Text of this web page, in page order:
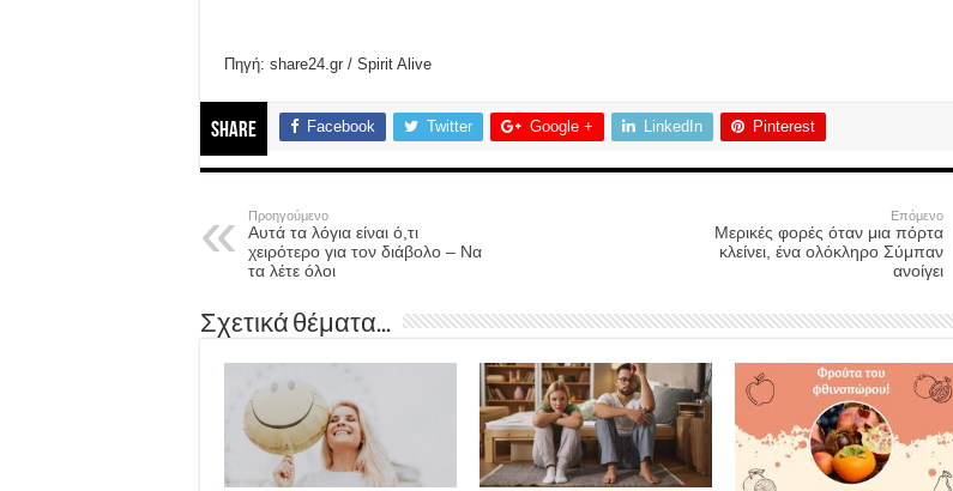
Πηγή: share24.gr / Spirit Alive
Share Facebook Twitter Google + LinkedIn Pinterest
Προηγούμενο
Αυτά τα λόγια είναι ό,τι
χειρότερο για τον διάβολο – Να
τα λέτε όλοι
Επόμενο
Μερικές φορές όταν μια πόρτα
κλείνει, ένα ολόκληρο Σύμπαν
ανοίγει
Σχετικά θέματα...